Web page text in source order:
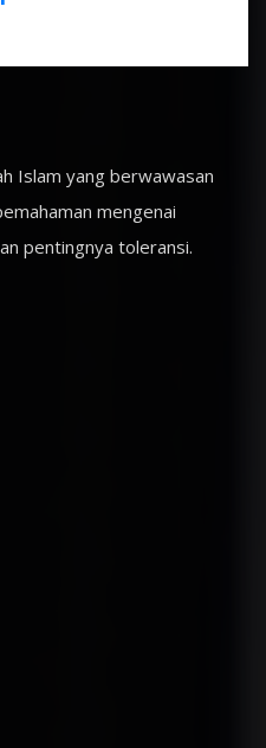
Islam yang berwawasan
mengenai
pentingnya toleransi.